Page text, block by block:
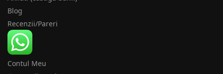
Blog
Recenzii/Pareri
Cont
Contul Meu